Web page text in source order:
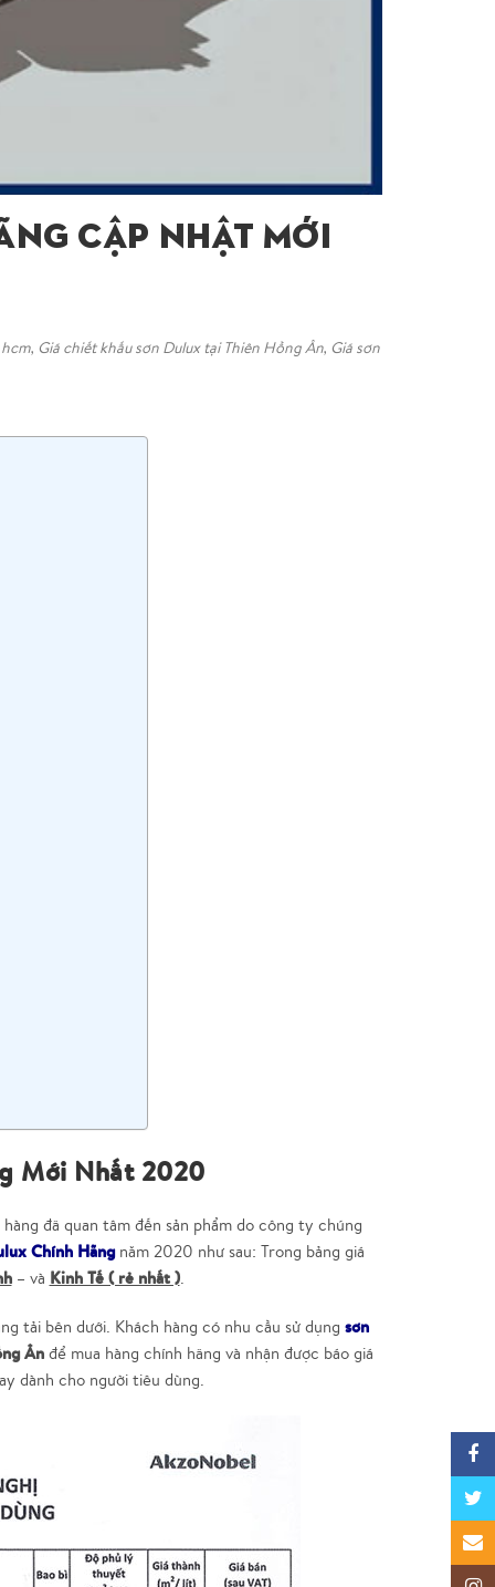
Cập Nhật Mới
, Giá chiết khấu sơn Dulux tại Thiên Hồng Ân, Giá sơn
Mới Nhất 2020
đã quan tâm đến sản phẩm do công ty chúng
Chính Hãng năm 2020 như sau: Trong bảng giá
– và Kinh Tế ( rẻ nhất ).
tải bên dưới. Khách hàng có nhu cầu sử dụng sơn
Ânđể mua hàng chính hãng và nhận được báo giá
dành cho người tiêu dùng.
Twitter
Email